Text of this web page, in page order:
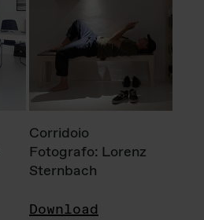
Corridoio
Fotografo: Lorenz
Sternbach
Download